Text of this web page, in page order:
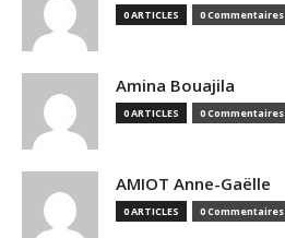
0 ARTICLES 0 Commentaires
Amina Bouajila
0 ARTICLES 0 Commentaires
AMIOT Anne-Gaëlle
0 ARTICLES 0 Commentaires